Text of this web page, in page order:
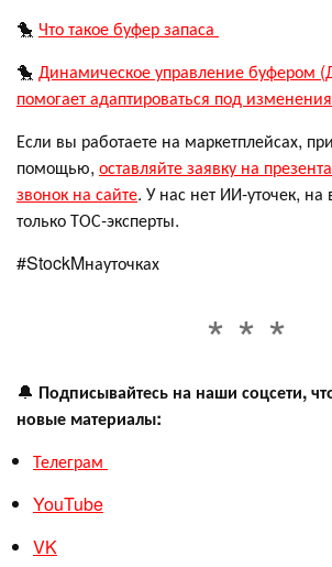
🐤 Что такое буфер запаса
🐤 Динамическое управление буфером
помогает адаптироваться под изменения
Если вы работаете на маркетплейсах,
помощью, оставляйте заявку на
звонок на сайте. У нас нет ИИ-уточек,
только ТОС-эксперты.
#StockMнауточках
🔔 Подписывайтесь на наши соцсети,
новые материалы:
Телеграм
YouTube
VK